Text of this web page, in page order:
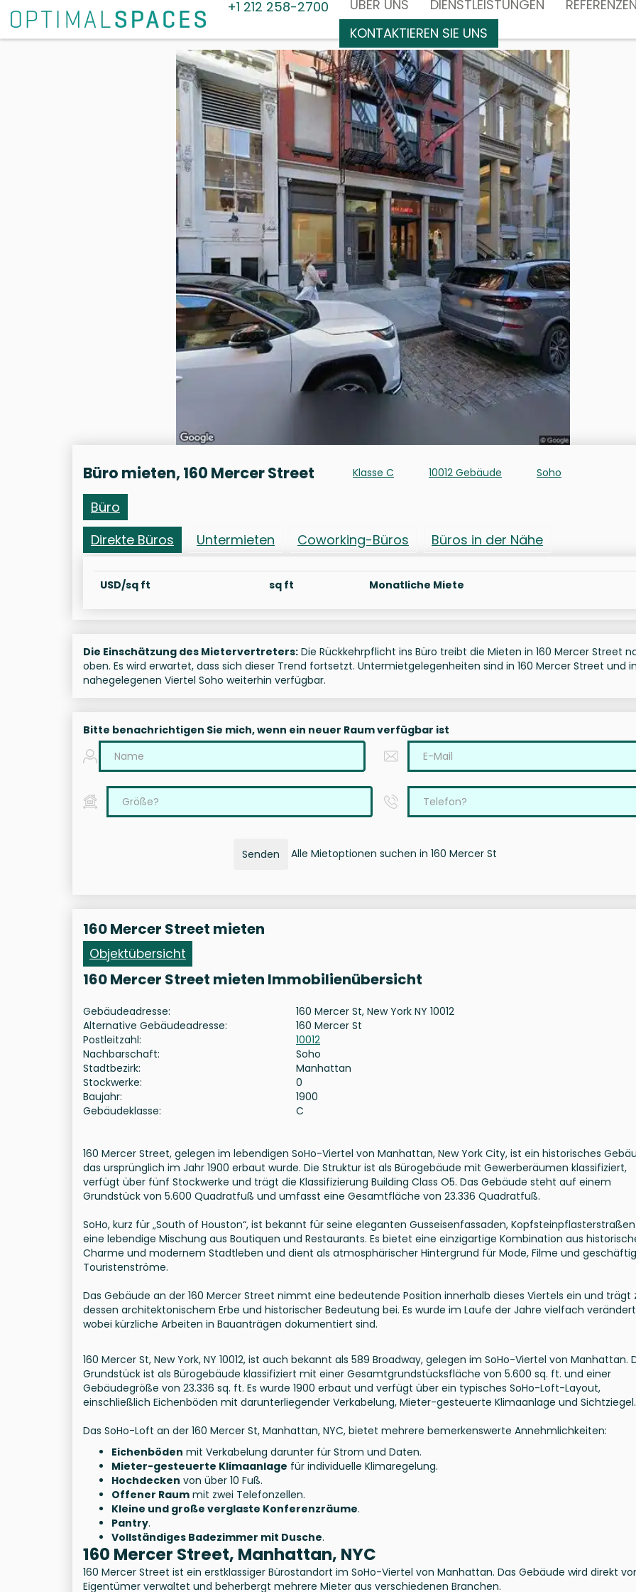
+1 212 258-2700 ÜBER UNS DIENSTLEISTUNGEN REFERENZEN
KONTAKTIEREN SIE UNS
Büro mieten, 160 Mercer Street Klasse C 10012 Gebäude Soho
Büro
Direkte Büros
Untermieten Coworking-Büros Büros in der Nähe
USD/sq ft sq ft Monatliche Miete
Die Einschätzung des Mietervertreters: Die Rückkehrpflicht ins Büro treibt die Mieten in 160 Mercer Street
oben. Es wird erwartet, dass sich dieser Trend fortsetzt. Untermietgelegenheiten sind in 160 Mercer Street und
nahegelegenen Viertel Soho weiterhin verfügbar.
Bitte benachrichtigen Sie mich, wenn ein neuer Raum verfügbar ist
Senden Alle Mietoptionen suchen in 160 Mercer St
160 Mercer Street mieten
Objektübersicht
160 Mercer Street mieten Immobilienübersicht
Gebäudeadresse:
160 Mercer St, New York NY 10012
Alternative Gebäudeadresse:
160 Mercer St
Postleitzahl:
10012
Nachbarschaft:
Soho
Stadtbezirk:
Manhattan
Stockwerke:
0
Baujahr:
1900
Gebäudeklasse:
C
160 Mercer Street, gelegen im lebendigen SoHo-Viertel von Manhattan, New York City, ist ein historisches
das ursprünglich im Jahr 1900 erbaut wurde. Die Struktur ist als Bürogebäude mit Gewerberäumen klassifiziert,
verfügt über fünf Stockwerke und trägt die Klassifizierung Building Class O5. Das Gebäude steht auf einem
Grundstück von 5.600 Quadratfuß und umfasst eine Gesamtfläche von 23.336 Quadratfuß.
SoHo, kurz für „South of Houston“, ist bekannt für seine eleganten Gusseisenfassaden,
eine lebendige Mischung aus Boutiquen und Restaurants. Es bietet eine einzigartige Kombination aus
Charme und modernem Stadtleben und dient als atmosphärischer Hintergrund für Mode, Filme und
Touristenströme.
Das Gebäude an der 160 Mercer Street nimmt eine bedeutende Position innerhalb dieses Viertels ein und trägt
dessen architektonischem Erbe und historischer Bedeutung bei. Es wurde im Laufe der Jahre vielfach
wobei kürzliche Arbeiten in Bauanträgen dokumentiert sind.
160 Mercer St, New York, NY 10012, ist auch bekannt als 589 Broadway, gelegen im SoHo-Viertel von Manhattan.
Grundstück ist als Bürogebäude klassifiziert mit einer Gesamtgrundstücksfläche von 5.600 sq. ft. und einer
Gebäudegröße von 23.336 sq. ft. Es wurde 1900 erbaut und verfügt über ein typisches SoHo-Loft-Layout,
einschließlich Eichenböden mit darunterliegender Verkabelung, Mieter-gesteuerte Klimaanlage und Sichtziegel.
Das SoHo-Loft an der 160 Mercer St, Manhattan, NYC, bietet mehrere bemerkenswerte Annehmlichkeiten:
Eichenböden mit Verkabelung darunter für Strom und Daten.
Mieter-gesteuerte Klimaanlage für individuelle Klimaregelung.
Hochdecken von über 10 Fuß.
Offener Raum mit zwei Telefonzellen.
Kleine und große verglaste Konferenzräume.
Pantry.
Vollständiges Badezimmer mit Dusche.
160 Mercer Street, Manhattan, NYC
160 Mercer Street ist ein erstklassiger Bürostandort im SoHo-Viertel von Manhattan. Das Gebäude wird direkt
Eigentümer verwaltet und beherbergt mehrere Mieter aus verschiedenen Branchen.